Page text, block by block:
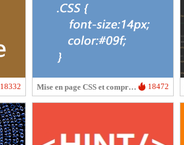
18332 Mise en page CSS et compression 18472